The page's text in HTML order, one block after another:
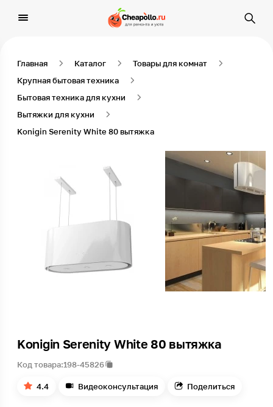
Главная Каталог
Товары для комнат
Крупная бытовая техника
Бытовая техника для кухни
Вытяжки для кухни
Konigin Serenity White 80 вытяжка
Konigin Serenity White 80 вытяжка
Код товара:198-45826
4.4 Видеоконсультация Поделиться